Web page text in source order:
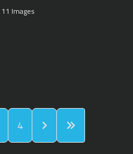
11 Images
4